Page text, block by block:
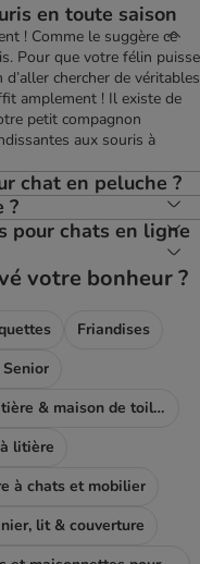
en toute saison
! Comme le suggère ce
Pour que votre félin puisse
chercher de véritables
amplement ! Il existe de
petit compagnon
aux souris à
chat en peluche ?
?
pour chats en ligne
votre bonheur ?
Friandises
Bac à litière & maison de toilette
litière
à chats et mobilier
lit & couverture